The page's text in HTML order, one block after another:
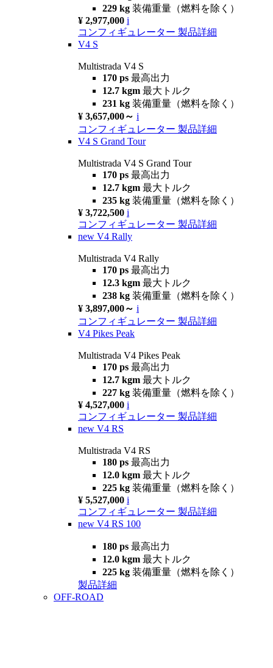
229 kg 装備重量（燃料を除く）
¥ 2,977,000 i
コンフィギュレーター 製品詳細
V4 S
Multistrada V4 S
170 ps 最高出力
12.7 kgm 最大トルク
231 kg 装備重量（燃料を除く）
¥ 3,657,000～ i
コンフィギュレーター 製品詳細
V4 S Grand Tour
Multistrada V4 S Grand Tour
170 ps 最高出力
12.7 kgm 最大トルク
235 kg 装備重量（燃料を除く）
¥ 3,722,500 i
コンフィギュレーター 製品詳細
new V4 Rally
Multistrada V4 Rally
170 ps 最高出力
12.3 kgm 最大トルク
238 kg 装備重量（燃料を除く）
¥ 3,897,000～ i
コンフィギュレーター 製品詳細
V4 Pikes Peak
Multistrada V4 Pikes Peak
170 ps 最高出力
12.7 kgm 最大トルク
227 kg 装備重量（燃料を除く）
¥ 4,527,000 i
コンフィギュレーター 製品詳細
new V4 RS
Multistrada V4 RS
180 ps 最高出力
12.0 kgm 最大トルク
225 kg 装備重量（燃料を除く）
¥ 5,527,000 i
コンフィギュレーター 製品詳細
new V4 RS 100
180 ps 最高出力
12.0 kgm 最大トルク
225 kg 装備重量（燃料を除く）
製品詳細
OFF-ROAD